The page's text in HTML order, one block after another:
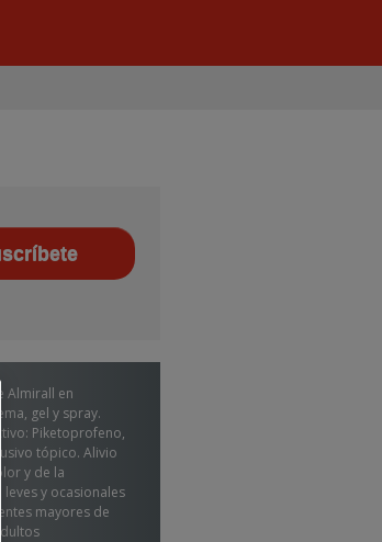
Almirall en
gel y spray.
Piketoprofeno,
tópico. Alivio
y de la
leves y ocasionales
mayores de